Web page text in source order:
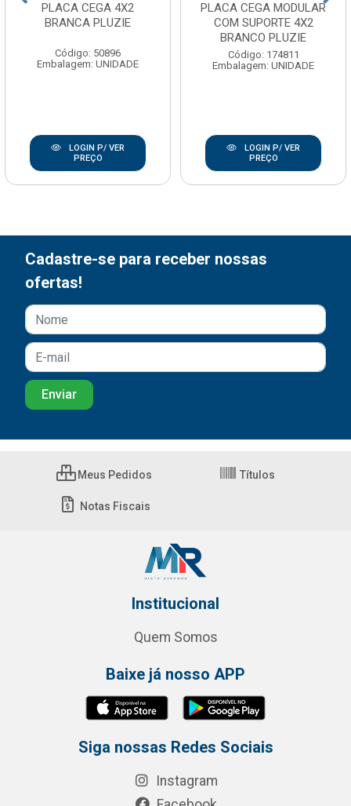
PLACA CEGA 4X2
BRANCA PLUZIE
Código: 50896
Embalagem: UNIDADE
LOGIN P/ VER
PREÇO
PLACA CEGA MODULAR
COM SUPORTE 4X2
BRANCO PLUZIE
Código: 174811
Embalagem: UNIDADE
LOGIN P/ VER
PREÇO
Cadastre-se para receber nossas
ofertas!
Meus Pedidos Títulos
Notas Fiscais
Institucional
Quem Somos
Baixe já nosso APP
Siga nossas Redes Sociais
Instagram